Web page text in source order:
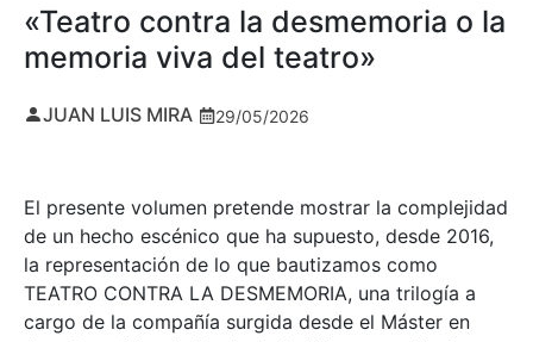
«Teatro contra la desmemoria o la
memoria viva del teatro»
JUAN LUIS MIRA 29/05/2026
El presente volumen pretende mostrar la complejidad
de un hecho escénico que ha supuesto, desde 2016,
la representación de lo que bautizamos como
TEATRO CONTRA LA DESMEMORIA, una trilogía a
cargo de la compañía surgida desde el Máster en